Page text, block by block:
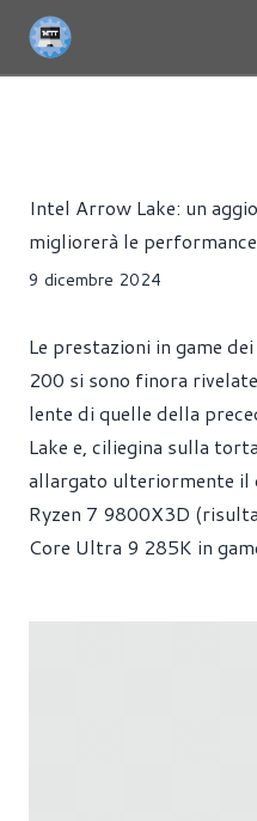
Intel Arrow Lake: un
migliorerà le
9 dicembre 2024
Le prestazioni in game
200 si sono finora
lente di quelle della
Lake e, ciliegina sulla
allargato ulteriormente
Ryzen 7 9800X3D
Core Ultra 9 285K in